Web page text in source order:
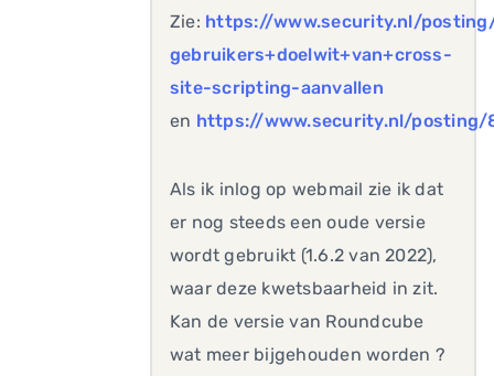
Zie: https://www.security.nl/
gebruikers+doelwit+van+cross-
site-scripting-aanvallen
en https://www.security.nl/posting/
Als ik inlog op webmail zie ik dat
er nog steeds een oude versie
wordt gebruikt (1.6.2 van 2022),
waar deze kwetsbaarheid in zit.
Kan de versie van Roundcube
wat meer bijgehouden worden ?